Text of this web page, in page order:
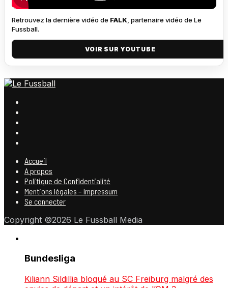
Retrouvez la dernière vidéo de FALK , partenaire vidéo de Le
Fussball.
VOIR SUR YOUTUBE
Accueil
A propos
Politique de Confidentialité
Mentions légales – Impressum
Se connecter
Copyright ©2026 Le Fussball Media
Bundesliga
Kiliann Sildillia bloqué au SC Freiburg malgré des